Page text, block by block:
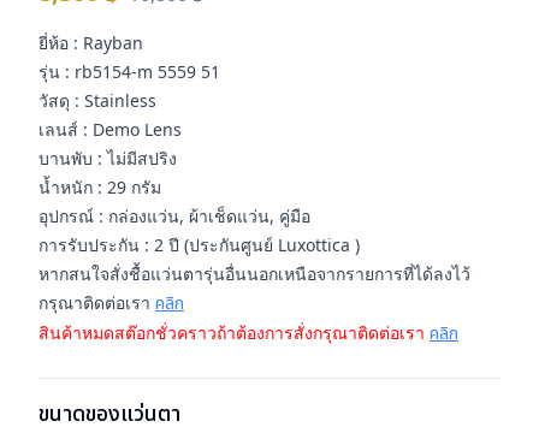
ยี่ห้อ : Rayban
รุ่น : rb5154-m 5559 51
วัสดุ : Stainless
เลนส์ : Demo Lens
บานพับ : ไม่มีสปริง
น้ำหนัก : 29 กรัม
อุปกรณ์ : กล่องแว่น, ผ้าเช็ดแว่น, คู่มือ
การรับประกัน : 2 ปี (ประกันศูนย์ Luxottica )
หากสนใจสั่งชื้อแว่นตารุ่นอื่นนอกเหนือจากรายการที่ได้ลงไว้
กรุณาติดต่อเรา คลิก
สินค้าหมดสต๊อกชั่วคราวถ้าต้องการสั่งกรุณาติดต่อเรา คลิก
ขนาดของแว่นตา